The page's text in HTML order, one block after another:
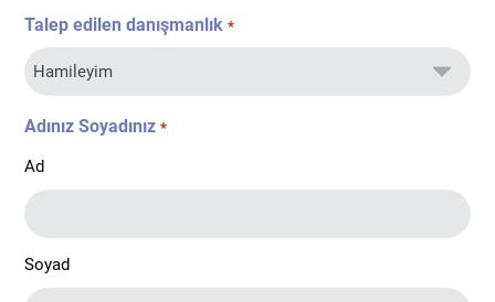
Talep edilen danışmanlık *
Adınız Soyadınız *
Ad
Soyad